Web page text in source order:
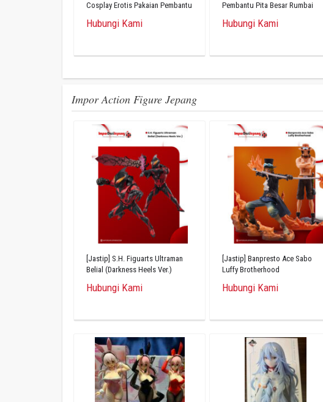
Cosplay Erotis Pakaian Pembantu
Hubungi Kami
Pembantu Pita Besar Rumbai
Hubungi Kami
Impor Action Figure Jepang
[Jastip] S.H. Figuarts Ultraman
Belial (Darkness Heels Ver.)
Hubungi Kami
[Jastip] Banpresto Ace Sabo
Luffy Brotherhood
Hubungi Kami